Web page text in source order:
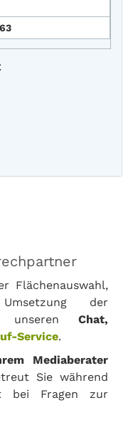
Flächenauswahl,
der
unseren Chat,
Service.
Mediaberater
Sie während
bei Fragen zur